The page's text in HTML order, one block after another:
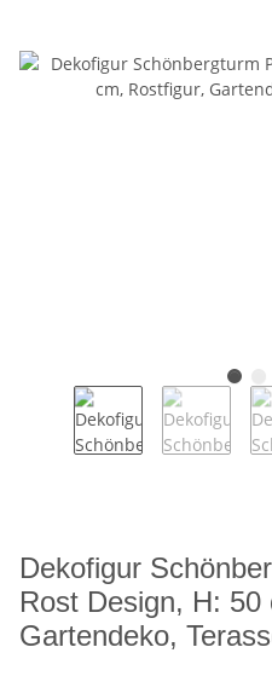
Dekofigur
Rost Design, H: 50
Gartendeko,